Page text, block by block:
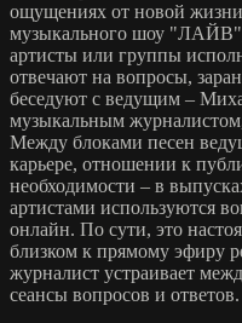
ощущениях от новой
музыкального шоу
артисты или группы
отвечают на вопросы,
беседуют с ведущим –
музыкальным
Между блоками песен
карьере, отношении к
необходимости – в
артистами используются
онлайн. По сути, это
близком к прямому эфиру
журналист устраивает
сеансы вопросов и ответов.